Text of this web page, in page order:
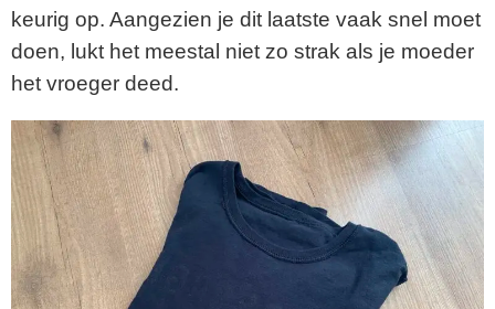
keurig op. Aangezien je dit laatste vaak snel moet
doen, lukt het meestal niet zo strak als je moeder
het vroeger deed.